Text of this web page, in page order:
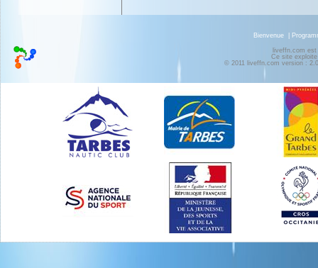
Bienvenue
liveffn.com
Ce site
© 2011 liveffn.com version :